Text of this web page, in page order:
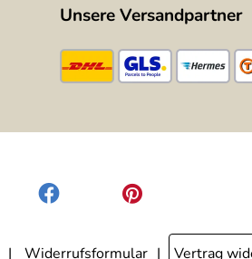
Unsere Versandpartner
Widerrufsformular Vertrag